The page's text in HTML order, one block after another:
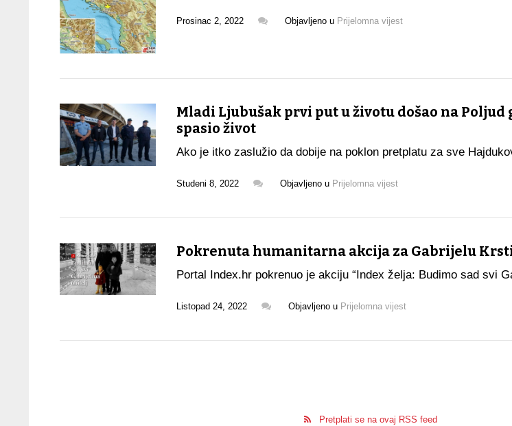
Prosinac 2, 2022 Objavljeno u Prijelomna vijest
Mladi Ljubušak prvi put u životu došao na
spasio život
Ako je itko zaslužio da dobije na poklon pretplatu za sve
Studeni 8, 2022 Objavljeno u Prijelomna vijest
Pokrenuta humanitarna akcija za Gabrijelu
Portal Index.hr pokrenuo je akciju “Index želja: Budimo sad svi
Listopad 24, 2022 Objavljeno u Prijelomna vijest
Pretplati se na ovaj RSS feed